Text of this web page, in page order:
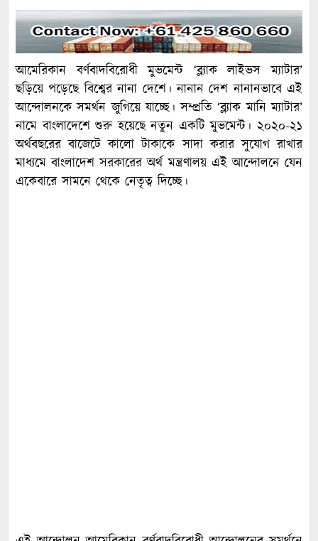
আমেরিকান বর্ণবাদবিরোধী মুভমেন্ট ‘ব্ল্যাক লাইভস ম্যাটার’
ছড়িয়ে পড়েছে বিশ্বের নানা দেশে। নানান দেশ নানানভাবে এই
আন্দোলনকে সমর্থন জুগিয়ে যাচ্ছে। সম্প্রতি ‘ব্ল্যাক মানি ম্যাটার’
নামে বাংলাদেশে শুরু হয়েছে নতুন একটি মুভমেন্ট। ২০২০-২১
অর্থবছরের বাজেটে কালো টাকাকে সাদা করার সুযোগ রাখার
মাধ্যমে বাংলাদেশ সরকারের অর্থ মন্ত্রণালয় এই আন্দোলনে যেন
একেবারে সামনে থেকে নেতৃত্ব দিচ্ছে।